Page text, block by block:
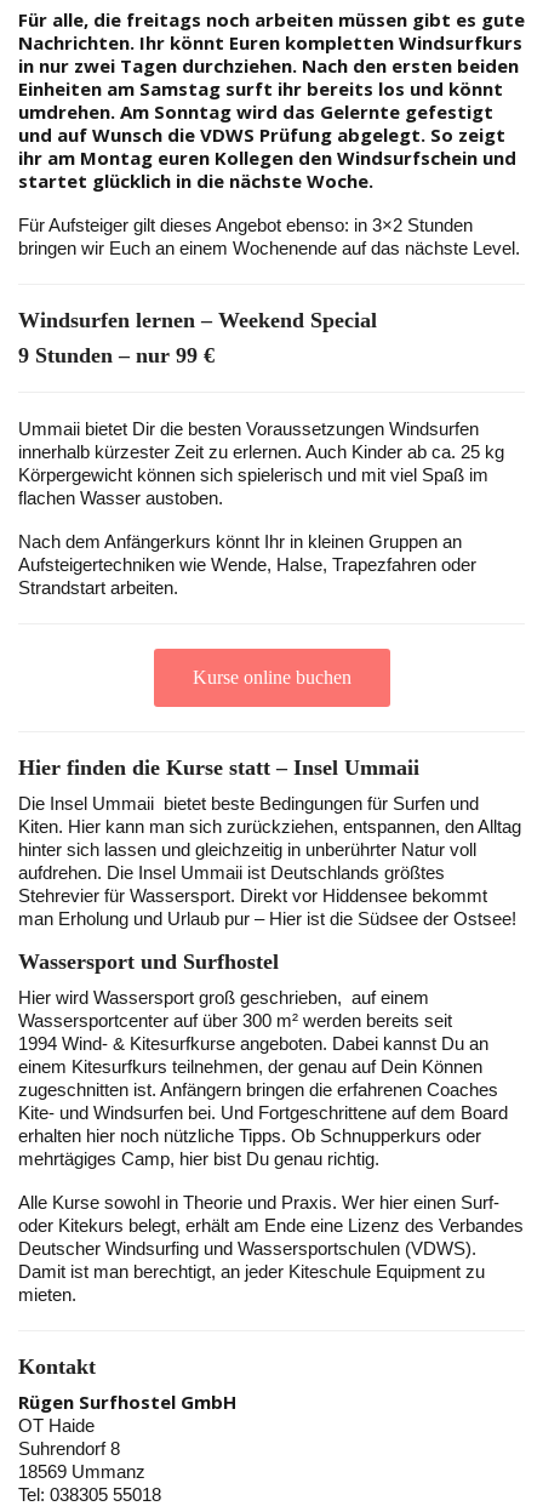
Für alle, die freitags noch arbeiten müssen gibt es gute
Nachrichten. Ihr könnt Euren kompletten Windsurfkurs
in nur zwei Tagen durchziehen. Nach den ersten beiden
Einheiten am Samstag surft ihr bereits los und könnt
umdrehen. Am Sonntag wird das Gelernte gefestigt
und auf Wunsch die VDWS Prüfung abgelegt. So zeigt
ihr am Montag euren Kollegen den Windsurfschein und
startet glücklich in die nächste Woche.
Für Aufsteiger gilt dieses Angebot ebenso: in 3×2 Stunden
bringen wir Euch an einem Wochenende auf das nächste Level.
Windsurfen lernen – Weekend Special
9 Stunden – nur 99 €
Ummaii bietet Dir die besten Voraussetzungen Windsurfen
innerhalb kürzester Zeit zu erlernen. Auch Kinder ab ca. 25 kg
Körpergewicht können sich spielerisch und mit viel Spaß im
flachen Wasser austoben.
Nach dem Anfängerkurs könnt Ihr in kleinen Gruppen an
Aufsteigertechniken wie Wende, Halse, Trapezfahren oder
Strandstart arbeiten.
Kurse online buchen
Hier finden die Kurse statt – Insel Ummaii
Die Insel Ummaii bietet beste Bedingungen für Surfen und
Kiten. Hier kann man sich zurückziehen, entspannen, den Alltag
hinter sich lassen und gleichzeitig in unberührter Natur voll
aufdrehen. Die Insel Ummaii ist Deutschlands größtes
Stehrevier für Wassersport. Direkt vor Hiddensee bekommt
man Erholung und Urlaub pur – Hier ist die Südsee der Ostsee!
Wassersport und Surfhostel
Hier wird Wassersport groß geschrieben, auf einem
Wassersportcenter auf über 300 m² werden bereits seit
1994 Wind- & Kitesurfkurse angeboten. Dabei kannst Du an
einem Kitesurfkurs teilnehmen, der genau auf Dein Können
zugeschnitten ist. Anfängern bringen die erfahrenen Coaches
Kite- und Windsurfen bei. Und Fortgeschrittene auf dem Board
erhalten hier noch nützliche Tipps. Ob Schnupperkurs oder
mehrtägiges Camp, hier bist Du genau richtig.
Alle Kurse sowohl in Theorie und Praxis. Wer hier einen Surf-
oder Kitekurs belegt, erhält am Ende eine Lizenz des Verbandes
Deutscher Windsurfing und Wassersportschulen (VDWS).
Damit ist man berechtigt, an jeder Kiteschule Equipment zu
mieten.
Kontakt
Rügen Surfhostel GmbH
OT Haide
Suhrendorf 8
18569 Ummanz
Tel: 038305 55018